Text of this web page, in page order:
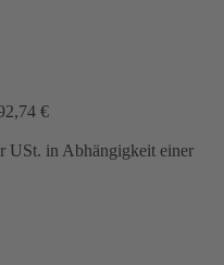
€
USt. in Abhängigkeit einer